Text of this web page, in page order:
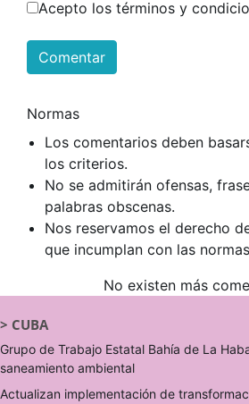
Acepto los términos y
Comentar
Normas
Los comentarios deben
los criterios.
No se admitirán ofensas,
palabras obscenas.
Nos reservamos el derecho
que incumplan con las
No existen más
> CUBA
Grupo de Trabajo Estatal Bahía de La
saneamiento ambiental
Actualizan implementación de